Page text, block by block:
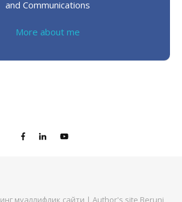
and Communications
More about me
муаллифлик сайти | Author's site Beruni